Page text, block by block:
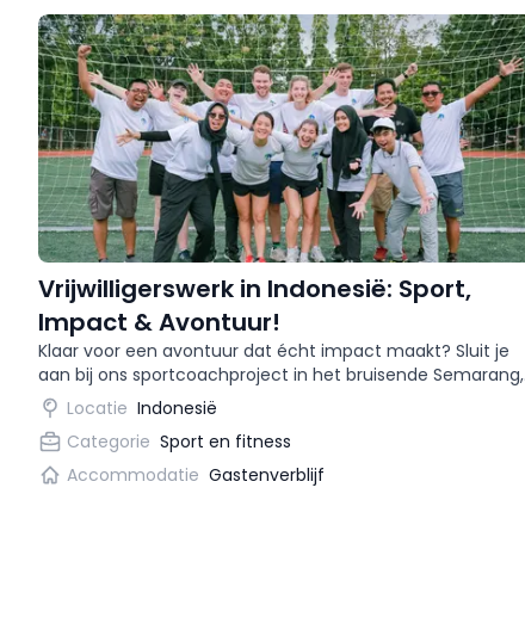
Vrijwilligerswerk in Indonesië: Sport,
Impact & Avontuur!
Klaar voor een avontuur dat écht impact maakt? Sluit je
aan bij ons sportcoachproject in het bruisende Semarang,
Indonesië, en help kansarme kinderen de vreugde van
sport te ontdekken! 🏆
Locatie Indonesië
Categorie Sport en fitness
Accommodatie Gastenverblijf